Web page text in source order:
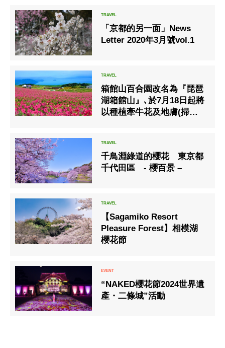
「京都的另一面」News
Letter 2020年3月號vol.1
箱館山百合園改名為『琵琶
湖箱館山』､於7月18日起將
以種植牽牛花及地膚(掃帚
千鳥淵綠道的櫻花 東京都
千代田區 - 櫻百景 –
【Sagamiko Resort
Pleasure Forest】相模湖
櫻花節
“NAKED櫻花節2024世界遺
產・二條城”活動